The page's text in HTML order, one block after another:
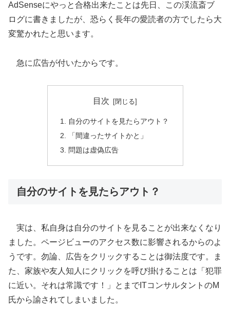
AdSenseにやっと合格出来たことは先日、この渓流斎ブ
ログに書きましたが、恐らく長年の愛読者の方でしたら大
変驚かれたと思います。
急に広告が付いたからです。
目次
自分のサイトを見たらアウト？
「間違ったサイトかと」
問題は虚偽広告
自分のサイトを見たらアウト？
実は、私自身は自分のサイトを見ることが出来なくなり
ました。ページビューのアクセス数に影響されるからのよ
うです。勿論、広告をクリックすることは御法度です。ま
た、家族や友人知人にクリックを呼び掛けることは「犯罪
に近い。それは常識です！」とまでITコンサルタントのM
氏から諭されてしまいました。